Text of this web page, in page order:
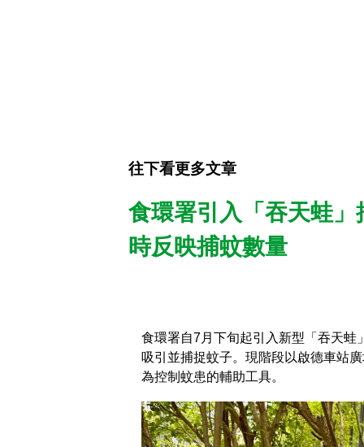
往下看更多文章
食環署引入「吞天蛙
時反映捕蚊數量
食環署自7月下旬起引入新型「吞天蛙
吸引並捕捉蚊子。現階段以啟德車站
為控制蚊患的輔助工具。